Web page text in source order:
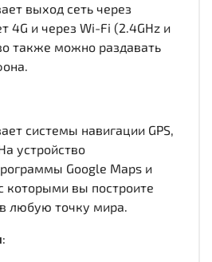
выход сеть через
4G и через Wi-Fi (2.4GHz и
также можно раздавать
системы навигации GPS,
устройство
Google Maps и
которыми вы построите
любую точку мира.
: